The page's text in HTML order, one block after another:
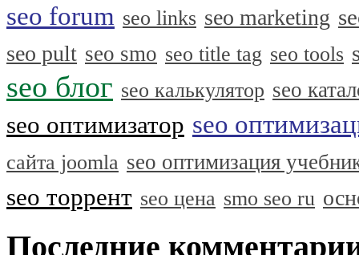
seo forum seo links seo marketing
seo pult seo smo seo title tag seo tools
seo блог seo калькулятор seo
seo оптимизатор seo
сайта joomla seo оптимизация
seo торрент seo цена smo seo ru
Последние